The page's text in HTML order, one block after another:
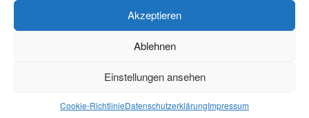
Akzeptieren
Ablehnen
Einstellungen ansehen
Cookie-RichtlinieDatenschutzerklärungImpressum
Wirkungen Thomas Kutschaty, MdL, befasst sich
mit den...
Welcome Week und darüber hinaus: Onboarding
neuer internationaler Studierender